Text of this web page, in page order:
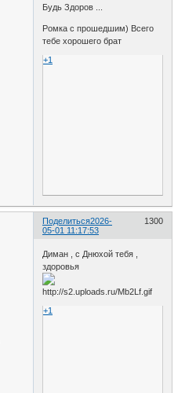
Будь Здоров ...
Ромка с прошедшим) Всего
тебе хорошего брат
+1
Поделиться 1300
2026-
05-01 11:17:53
Диман , с Днюхой тебя ,
здоровья
+1